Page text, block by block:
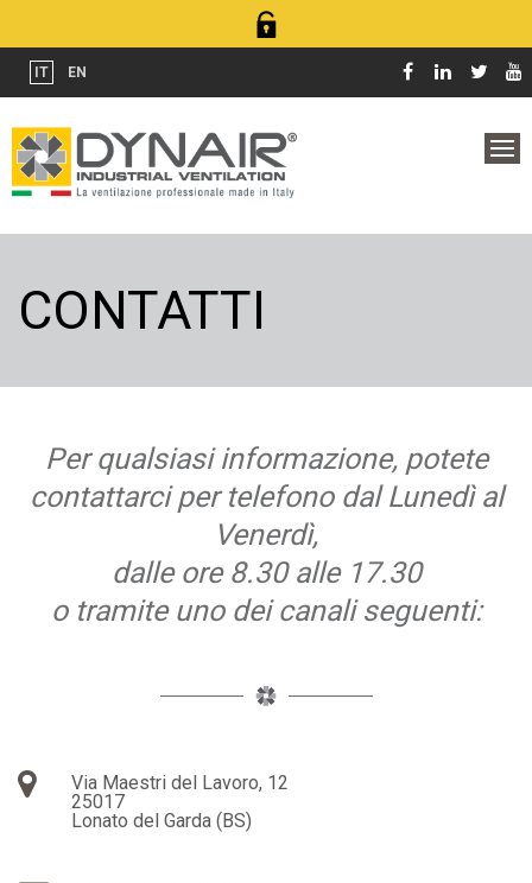
IT EN
CONTATTI
Per qualsiasi informazione, potete
contattarci per telefono dal Lunedì al
Venerdì,
dalle ore 8.30 alle 17.30
o tramite uno dei canali seguenti:
Via Maestri del Lavoro, 12
25017
Lonato del Garda (BS)